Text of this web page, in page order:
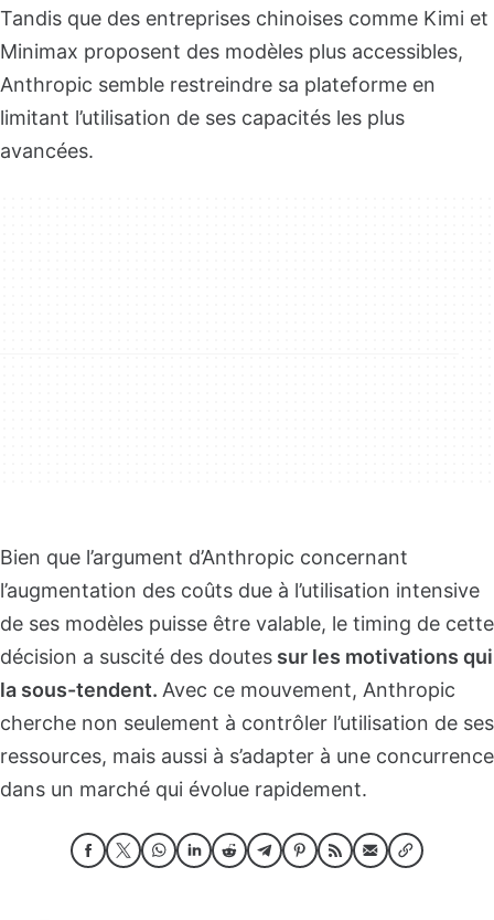
Tandis que des entreprises chinoises comme Kimi et
Minimax proposent des modèles plus accessibles,
Anthropic semble restreindre sa plateforme en
limitant l’utilisation de ses capacités les plus
avancées.
Bien que l’argument d’Anthropic concernant
l’augmentation des coûts due à l’utilisation intensive
de ses modèles puisse être valable, le timing de cette
décision a suscité des doutes sur les motivations qui
la sous-tendent. Avec ce mouvement, Anthropic
cherche non seulement à contrôler l’utilisation de ses
ressources, mais aussi à s’adapter à une concurrence
dans un marché qui évolue rapidement.